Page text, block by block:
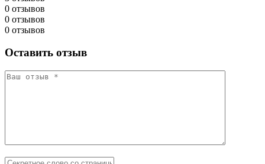
0 отзывов
0 отзывов
0 отзывов
Оставить отзыв